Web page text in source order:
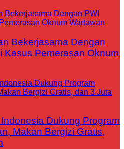
Bekerjasama Dengan
Kasus Pemerasan Oknum
Dukung Program
Makan Bergizi Gratis,